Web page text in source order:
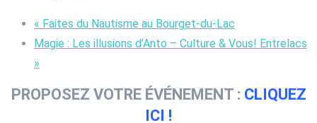
« Faites du Nautisme au Bourget-du-Lac
Magie : Les illusions d’Anto – Culture & Vous! Entrelacs
»
PROPOSEZ VOTRE ÉVÉNEMENT : CLIQUEZ
ICI !